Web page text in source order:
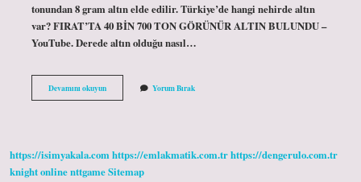
tonundan 8 gram altın elde edilir. Türkiye’de hangi nehirde altın
var? FIRAT’TA 40 BİN 700 TON GÖRÜNÜR ALTIN ​​BULUNDU –
YouTube. Derede altın olduğu nasıl…
Devamını okuyunTürkiyede
En
Yorum Bırak
https://isimyakala.comhttps://emlakmatik.com.trhttps://dengerulo.com.tr
knight onlinenttgameSitemap